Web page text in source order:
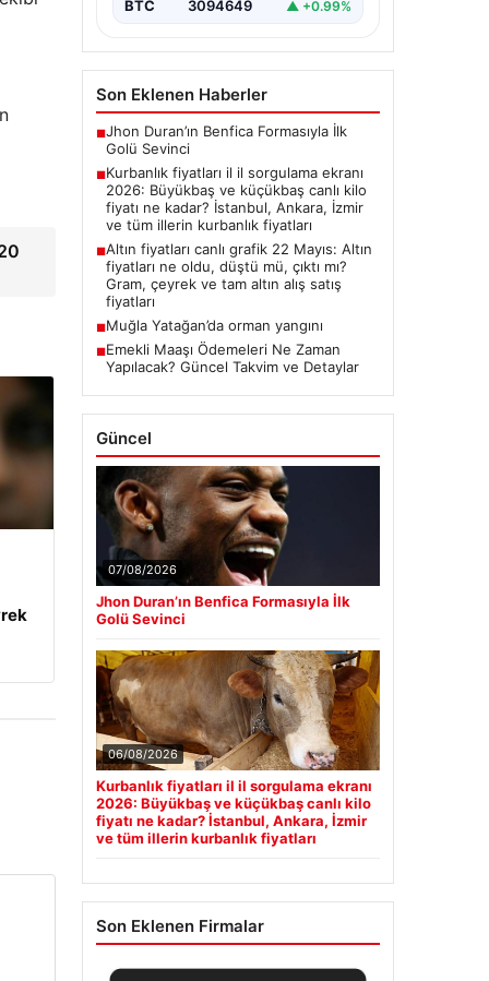
BTC 3094649 ▲ +0.99%
Son Eklenen Haberler
■Jhon Duran’ın Benfica Formasıyla İlk
Golü Sevinci
■Kurbanlık fiyatları il il sorgulama ekranı
2026: Büyükbaş ve küçükbaş canlı kilo
fiyatı ne kadar? İstanbul, Ankara, İzmir
ve tüm illerin kurbanlık fiyatları
■Altın fiyatları canlı grafik 22 Mayıs: Altın
fiyatları ne oldu, düştü mü, çıktı mı?
Gram, çeyrek ve tam altın alış satış
fiyatları
■Muğla Yatağan’da orman yangını
■Emekli Maaşı Ödemeleri Ne Zaman
Yapılacak? Güncel Takvim ve Detaylar
Güncel
07/08/2026
Jhon Duran’ın Benfica Formasıyla İlk
Golü Sevinci
06/08/2026
Kurbanlık fiyatları il il sorgulama ekranı
2026: Büyükbaş ve küçükbaş canlı kilo
fiyatı ne kadar? İstanbul, Ankara, İzmir
ve tüm illerin kurbanlık fiyatları
Son Eklenen Firmalar